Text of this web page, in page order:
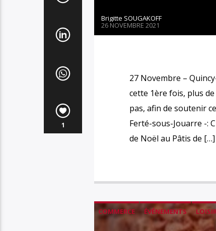
1
Brigitte SOUGAKOFF
26 NOVEMBRE 2021
27 Novembre –
cette 1ère fois, plus
pas, afin de soutenir
Ferté-sous-Jouarre -:
de Noël au Pâtis de […]
COMMERCE ÉVÉNEMENTS